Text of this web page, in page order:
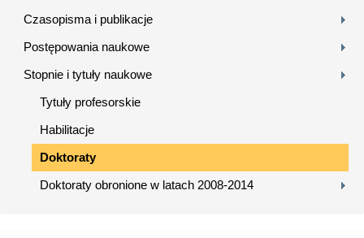
Czasopisma i publikacje
Postępowania naukowe
Stopnie i tytuły naukowe
Tytuły profesorskie
Habilitacje
Doktoraty
Doktoraty obronione w latach 2008-2014